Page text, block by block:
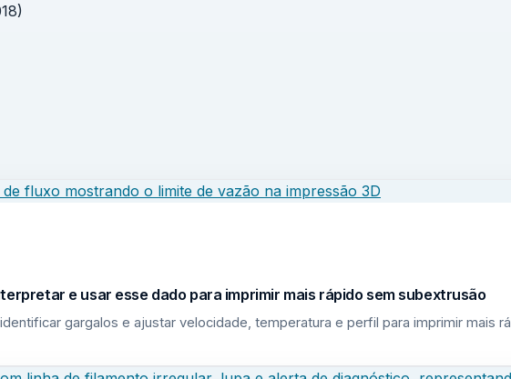
e usar esse dado para imprimir mais rápido sem subextrusão
gargalos e ajustar velocidade, temperatura e perfil para imprimir mais